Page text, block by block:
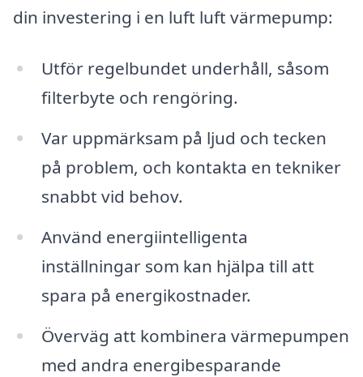
din investering i en luft luft värmepump:
Utför regelbundet underhåll, såsom
filterbyte och rengöring.
Var uppmärksam på ljud och tecken
på problem, och kontakta en tekniker
snabbt vid behov.
Använd energiintelligenta
inställningar som kan hjälpa till att
spara på energikostnader.
Överväg att kombinera värmepumpen
med andra energibesparande